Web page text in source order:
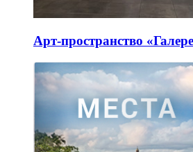
Арт-пространство